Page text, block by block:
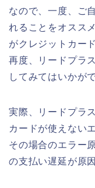
なので、一度、ご
れることをオスス
がクレジットカー
再度、リードプラ
してみてはいかが
実際、リードプラ
カードが使えない
その場合のエラー
の支払い遅延が原